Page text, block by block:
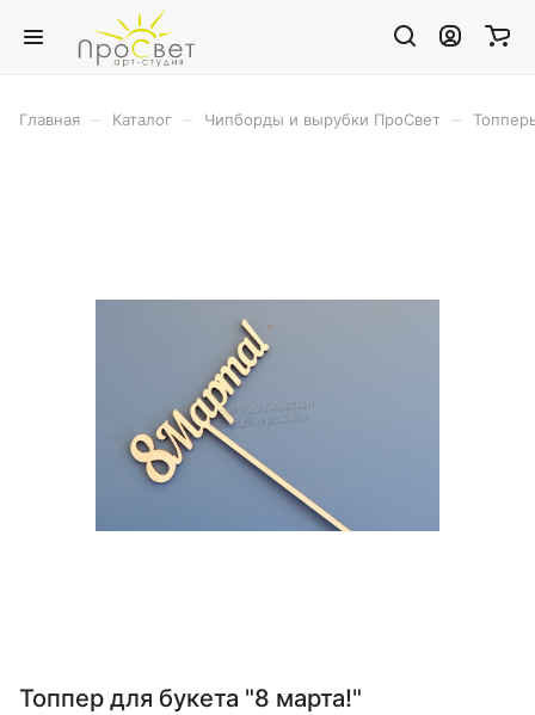
Главная Каталог Чипборды и вырубки ПроСвет
Топпер для букета "8 марта!"